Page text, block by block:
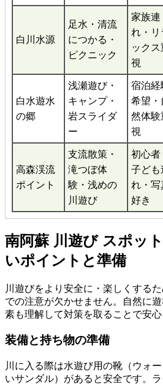
白川水源
足水・清流
につかる・
ピクニック
家族連
れ・リ
ックス
視
白水遊水
の郷
浅瀬遊び・
キャンプ・
岩スライダ
ー
宿泊経
希望・
然体験
視
高森渓流
ポイント
支流散策・
滝つぼ体
験・浅めの
川遊び
初心者
子ども
れ・写
好き
南阿蘇 川遊び スポッ
いポイントと準備
川遊びをより安全に・楽しくする
での注意が欠かせません。自然に
素も理解して対策を取ることで安心
装備と持ち物の準備
川に入る際は水遊び用の靴（ウォ
いサンダル）があると安全です。